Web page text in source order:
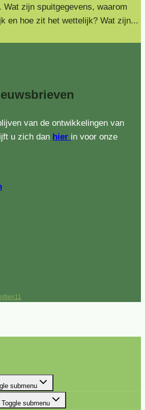
Wat zijn spuitgegevens, waarom
en hoe zit het wettelijk? Wat zijn...
van de ontwikkelingen van
u zich dan hier in voor onze
submenu
Toggle submenu